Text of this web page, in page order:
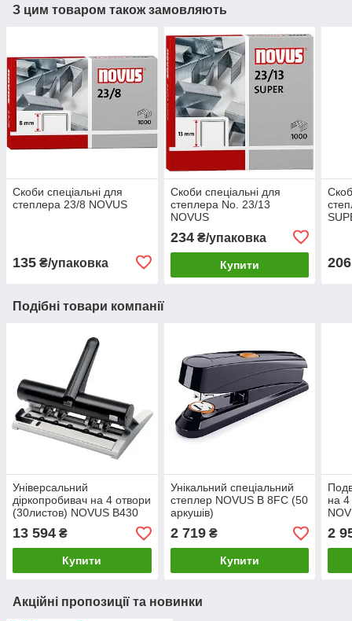
З цим товаром також замовляють
Скоби спеціальні для
степлера 23/8 NOVUS
135 ₴/упаковка
Скоби спеціальні для
степлера No. 23/13
NOVUS
234₴/упаковка
Купити 206
Подібні товари компанії
Універсальний
діркопробивач на 4 отвори
(30листов) NOVUS B430
13 594 ₴
Купити
Унікальний спеціальний
степлер NOVUS B 8FC (50
аркушів)
2 719₴
Купити
на 4
2
Акційні пропозиції та новинки